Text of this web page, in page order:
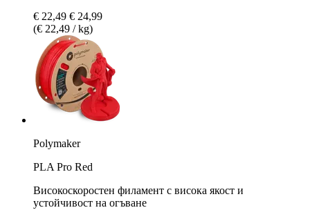
€ 22,49 € 24,99
(€ 22,49 / kg)
Polymaker
PLA Pro Red
Високоскоростен филамент с висока якост и
устойчивост на огъване